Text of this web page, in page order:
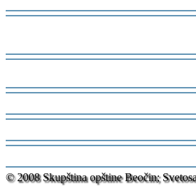
-
-
-
-
-
-
© 2008 Skupština opštine Beočin;